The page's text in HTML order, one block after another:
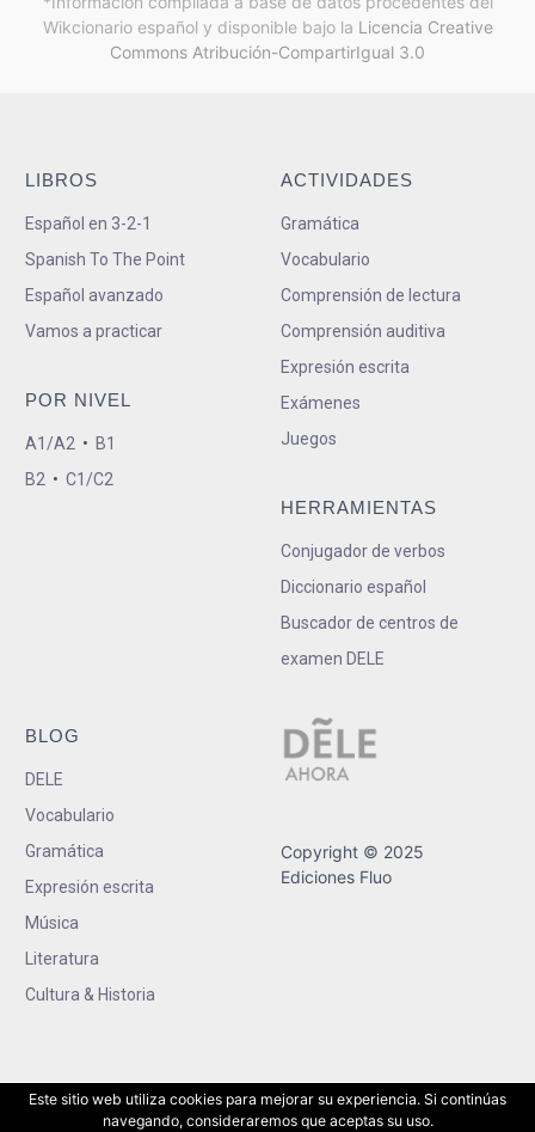
Wikcionario español y disponible bajo la Licencia Creative
Commons Atribución-CompartirIgual 3.0
LIBROS
Español en 3-2-1
Spanish To The Point
Español avanzado
Vamos a practicar
POR NIVEL
A1/A2 • B1
B2 • C1/C2
ACTIVIDADES
Gramática
Vocabulario
Comprensión de lectura
Comprensión auditiva
Expresión escrita
Exámenes
Juegos
HERRAMIENTAS
Conjugador de verbos
Diccionario español
Buscador de centros de
examen DELE
BLOG
DELE
Vocabulario
Gramática
Expresión escrita
Música
Literatura
Cultura & Historia
Copyright © 2025
Ediciones Fluo
Este sitio web utiliza cookies para mejorar su experiencia. Si continúas
navegando, consideraremos que aceptas su uso.